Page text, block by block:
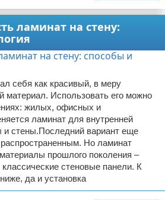
ламинат на стену:
себя как красивый, в меру
материал. Использовать его можно
жилых, офисных и
ламинат для внутренней
и стены.Последний вариант еще
Но ламинат
прошлого поколения –
стеновые панели. К
да и установка